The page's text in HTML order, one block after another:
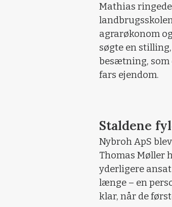
Mathias
agrarøkonom
søgte en
besætning, som
fars ejendom.
Staldene
Nybroh ApS
Thomas Møller
yderligere
længe – en
klar, når de